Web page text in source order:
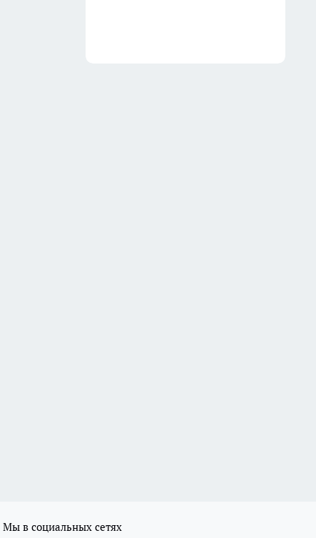
Мы в социальных сетях